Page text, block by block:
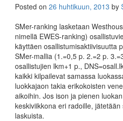
Posted on 26 huhtikuun, 2013 by
SMer-ranking lasketaan
nimellä EWES-ranking)
käyttäen osallistumisaktiivisuutta
SMer-mallia (1.=0,5 p. 2.=2 p.
osallistujien lkm+1 p.,
kaikki kilpailevat samassa
luokkajaon takia erikokoisten
aikoihin. Jos ison ja pienen
keskiviikkona eri radoille,
laskuista.